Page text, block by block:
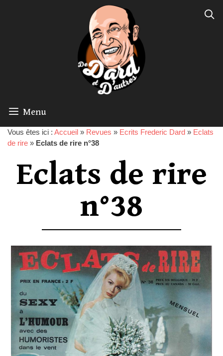
Menu
Vous êtes ici : Accueil » Revues » Ecrits Frederic Dard » Eclats
de rire » Eclats de rire n°38
Eclats de rire
n°38